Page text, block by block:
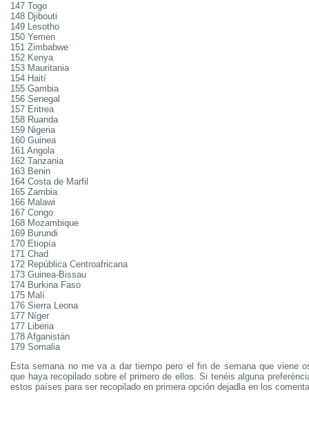
147 Togo
148 Djibouti
149 Lesotho
150 Yemen
151 Zimbabwe
152 Kenya
153 Mauritania
154 Haití
155 Gambia
156 Senegal
157 Eritrea
158 Ruanda
159 Nigeria
160 Guinea
161 Angola
162 Tanzania
163 Benin
164 Costa de Marfil
165 Zambia
166 Malawi
167 Congo
168 Mozambique
169 Burundi
170 Etiopía
171 Chad
172 República Centroafricana
173 Guinea-Bissau
174 Burkina Faso
175 Malí
176 Sierra Leona
177 Níger
177 Liberia
178 Afganistán
179 Somalia
Esta semana no me va a dar tiempo pero el fin de semana que viene
que haya recopilado sobre el primero de ellos. Si tenéis alguna
estos países para ser recopilado en primera opción dejadla en los